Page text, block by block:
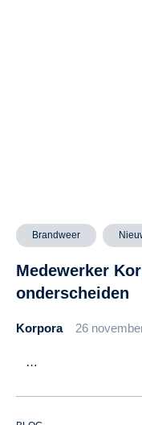
Brandweer
Medewerker
onderscheiden
Korpora 26
…